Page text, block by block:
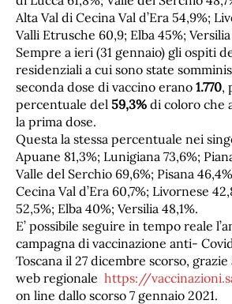
Alta Val di Cecina Val d’Era 54,9%;
Valli Etrusche 60,9; Elba 45%;
Sempre a ieri (31 gennaio) gli ospiti
residenziali a cui sono state
seconda dose di vaccino erano 1.770,
percentuale del 59,3% di coloro che
la prima dose.
Questa la stessa percentuale nei
Apuane 81,3%; Lunigiana 73,6%;
Valle del Serchio 69,6%; Pisana
Cecina Val d’Era 60,7%; Livornese
52,5%; Elba 40%; Versilia 48,1%.
E’ possibile seguire in tempo reale
campagna di vaccinazione anti-
Toscana il 27 dicembre scorso,
web regionale https://
on line dallo scorso 7 gennaio 2021.